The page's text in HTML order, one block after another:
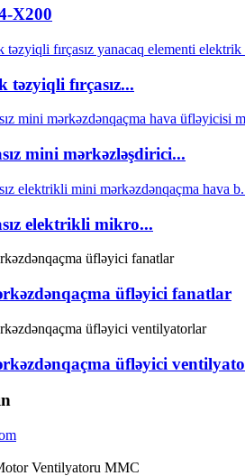
X200
təzyiqli fırçasız...
mini mərkəzləşdirici...
elektrikli mikro...
üfləyici fanatlar
üfləyici
Ventilyatoru MMC